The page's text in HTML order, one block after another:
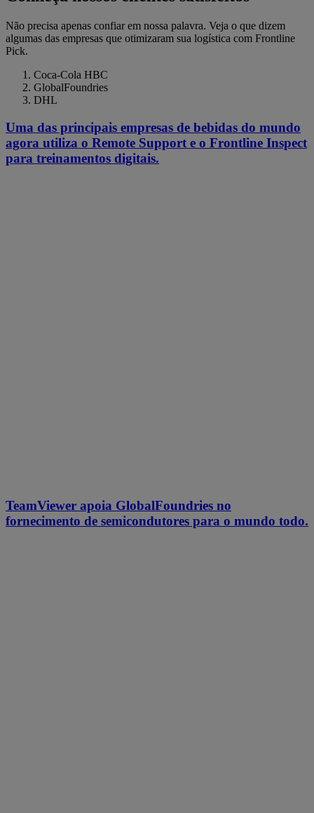
Não precisa apenas confiar em nossa palavra. Veja o que dizem
algumas das empresas que otimizaram sua logística com Frontline
Pick.
Coca-Cola HBC
GlobalFoundries
DHL
Uma das principais empresas de bebidas do mundo
agora utiliza o Remote Support e o Frontline Inspect
para treinamentos digitais.
TeamViewer apoia GlobalFoundries no
fornecimento de semicondutores para o mundo todo.